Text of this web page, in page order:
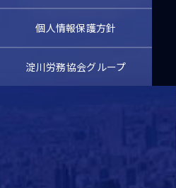
個人情報保護方針
淀川労務協会グループ